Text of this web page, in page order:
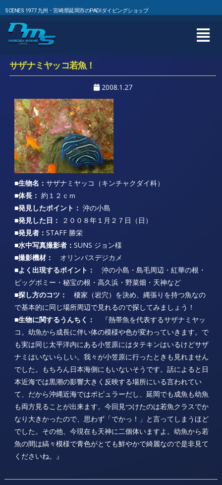
SCENES 1977 九州・宮崎県延岡市のPADIダイビングショップ
サザナミヤッコ若魚！
2008.1.27
■生物名： サザナミヤッコ（キンチャクダイ科）
■体長： 約１２ｃｍ
■発見したポイント： 沖の小島
■発見した日：
２００８年１月２７日（日）
■発見者： STAFF 勝栄
■水中写真撮影者： SUNS ジョン様
■撮影機材：
オリンパスデジカメ
■よく出現するポイント：
沖の小島・島毛周辺・紅華の根・
ビッグボミー・秘宝の根・高久浜・野菜畑・天神など
■探し方のコツ：
棲家（岩穴）を決め、縄張りを持つ魚なの
で基本的に同じ場所周辺で見れるので探してみましょう！
■生物に関するうんちく：
『熱帯魚を代表するサザナミヤッ
コ。幼魚から成長に伴い体の模様や色が変わっていきます。で
も実は同じ太平洋内にある小笠原にはタテキンはいるけどサザ
ナミはいないらしい。我々が小笠原に行ったときも見れません
でした。もちろん日本海側にもいないそうです。話によると日
本近海では黒潮の影響大きく反映する場所にいる言われてい
て、だから沖縄近海ではポピュラーだし、延岡でも成魚も幼魚
も両方見ることが出来ます。今回見つけたのは若魚クラスでか
なり大きかったので、思わず「でかっ！」と言ってしまうほど
でした。その他、今現在も天神に二個体いますよ。幼魚から若
魚の間は縞々模様で青色がとても鮮やかで綺麗なので是非見て
くださいね。』